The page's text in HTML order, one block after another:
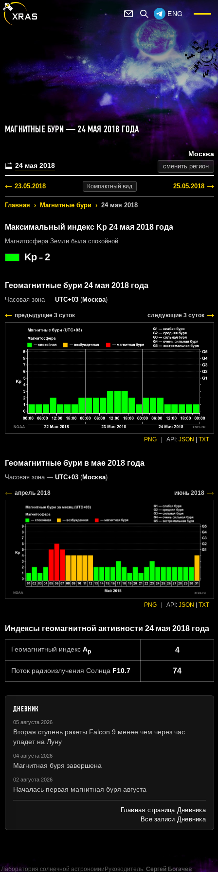
ENG
МАГНИТНЫЕ БУРИ — 24 МАЯ 2018 ГОДА
24 мая 2018
Москва
сменить регион
23.05.2018 Компактный вид 25.05.2018
Главная › Магнитные бури › 24 мая 2018
Максимальный индекс Kp 24 мая 2018 года
Магнитосфера Земли была спокойной
Kp = 2
Геомагнитные бури 24 мая 2018 года
Часовая зона — UTC+03 (Москва)
предыдущие 3 суток следующие 3 суток
PNG API: JSON TXT
Геомагнитные бури в мае 2018 года
Часовая зона — UTC+03 (Москва)
PNG API: JSON TXT
Индексы геомагнитной активности 24 мая 2018 года
Геомагнитный индекс Ap 4
Поток радиоизлучения Солнца F10.7 74
ДНЕВНИК
05 августа 2026
Вторая ступень ракеты Falcon 9 менее чем через час
упадет на Луну
04 августа 2026
Магнитная буря завершена
02 августа 2026
Началась первая магнитная буря августа
Главная страница Дневника
Все записи Дневника
Лаборатория солнечной астрономии Руководитель: Сергей Богачёв